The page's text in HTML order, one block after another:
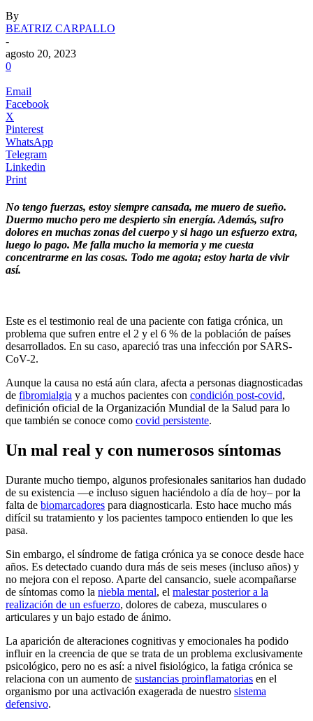
By
BEATRIZ CARPALLO
-
agosto 20, 2023
0
Email
Facebook
X
Pinterest
WhatsApp
Telegram
Linkedin
Print
No tengo fuerzas, estoy siempre cansada, me muero de sueño.
Duermo mucho pero me despierto sin energía. Además, sufro
dolores en muchas zonas del cuerpo y si hago un esfuerzo extra,
luego lo pago. Me falla mucho la memoria y me cuesta
concentrarme en las cosas. Todo me agota; estoy harta de vivir
así.
Este es el testimonio real de una paciente con fatiga crónica, un
problema que sufren entre el 2 y el 6 % de la población de países
desarrollados. En su caso, apareció tras una infección por SARS-
CoV-2.
Aunque la causa no está aún clara, afecta a personas diagnosticadas
de fibromialgia y a muchos pacientes con condición post-covid,
definición oficial de la Organización Mundial de la Salud para lo
que también se conoce como covid persistente.
Un mal real y con numerosos síntomas
Durante mucho tiempo, algunos profesionales sanitarios han dudado
de su existencia —e incluso siguen haciéndolo a día de hoy– por la
falta de biomarcadores para diagnosticarla. Esto hace mucho más
difícil su tratamiento y los pacientes tampoco entienden lo que les
pasa.
Sin embargo, el síndrome de fatiga crónica ya se conoce desde hace
años. Es detectado cuando dura más de seis meses (incluso años) y
no mejora con el reposo. Aparte del cansancio, suele acompañarse
de síntomas como la niebla mental, el malestar posterior a la
realización de un esfuerzo, dolores de cabeza, musculares o
articulares y un bajo estado de ánimo.
La aparición de alteraciones cognitivas y emocionales ha podido
influir en la creencia de que se trata de un problema exclusivamente
psicológico, pero no es así: a nivel fisiológico, la fatiga crónica se
relaciona con un aumento de sustancias proinflamatorias en el
organismo por una activación exagerada de nuestro sistema
defensivo.